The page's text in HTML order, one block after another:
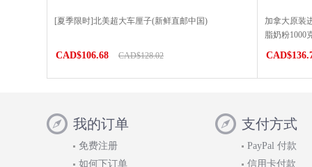
[夏季限时]北美超大车厘子(新鲜直邮中国)
CAD$106.68 CAD$128.02
加拿大原装
脂奶粉1000
我的订单
免费注册
如何下订单
支付方式
PayPal 付款
信用卡付款